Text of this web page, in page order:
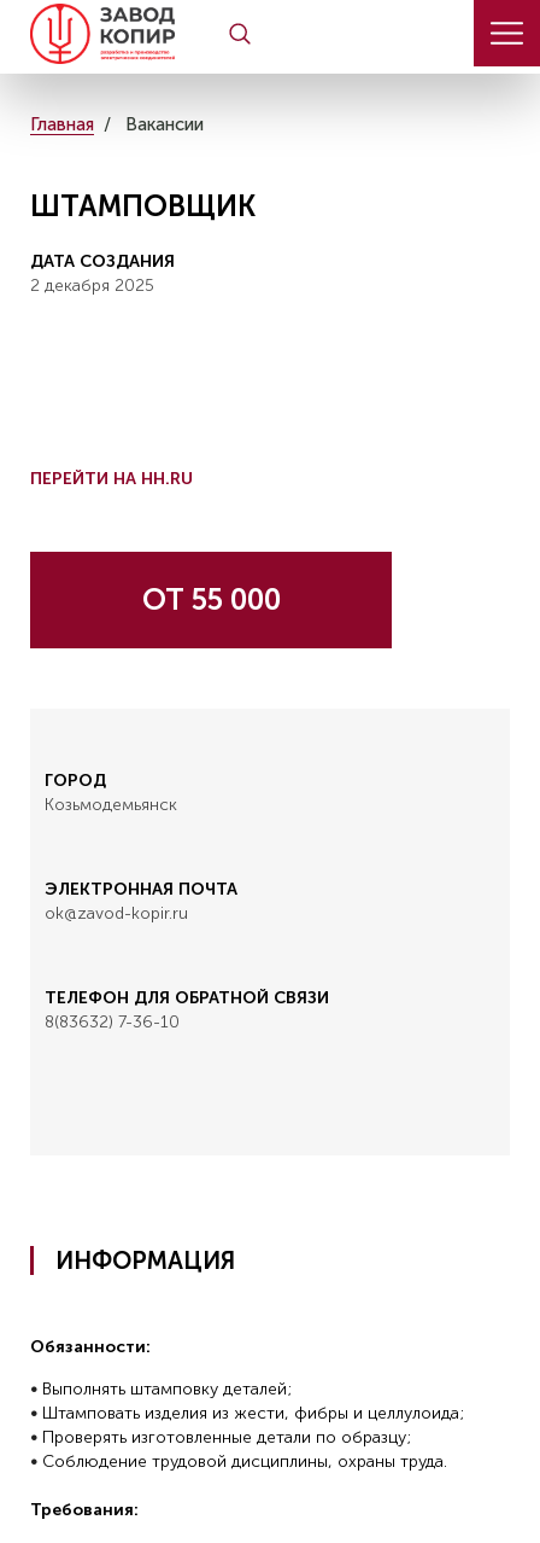
Главная Вакансии
ШТАМПОВЩИК
ДАТА СОЗДАНИЯ
2 декабря 2025
ПЕРЕЙТИ НА HH.RU
ОТ 55 000
ГОРОД
Козьмодемьянск
ЭЛЕКТРОННАЯ ПОЧТА
ok@zavod-kopir.ru
ТЕЛЕФОН ДЛЯ ОБРАТНОЙ СВЯЗИ
8(83632) 7-36-10
ИНФОРМАЦИЯ
Обязанности:
• Выполнять штамповку деталей;
• Штамповать изделия из жести, фибры и целлулоида;
• Проверять изготовленные детали по образцу;
• Соблюдение трудовой дисциплины, охраны труда.
Требования: